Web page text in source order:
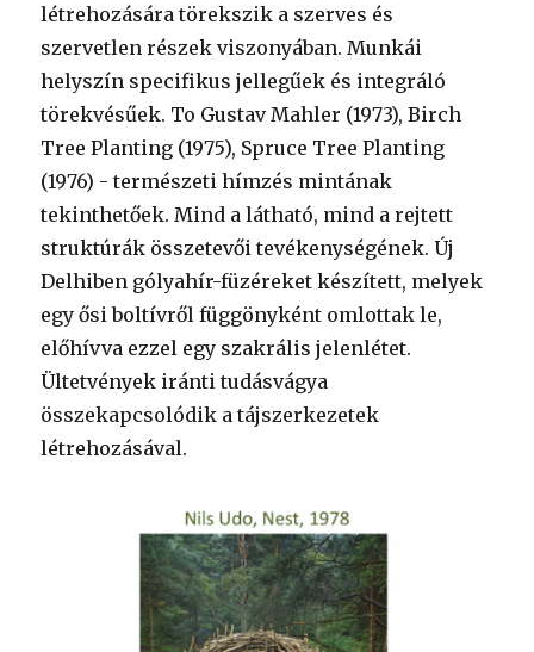
létrehozására törekszik a szerves és
szervetlen részek viszonyában. Munkái
helyszín specifikus jellegűek és integráló
törekvésűek. To Gustav Mahler (1973), Birch
Tree Planting (1975), Spruce Tree Planting
(1976) - természeti hímzés mintának
tekinthetőek. Mind a látható, mind a rejtett
struktúrák összetevői tevékenységének. Új
Delhiben gólyahír-füzéreket készített, melyek
egy ősi boltívről függönyként omlottak le,
előhívva ezzel egy szakrális jelenlétet.
Ültetvények iránti tudásvágya
összekapcsolódik a tájszerkezetek
létrehozásával.